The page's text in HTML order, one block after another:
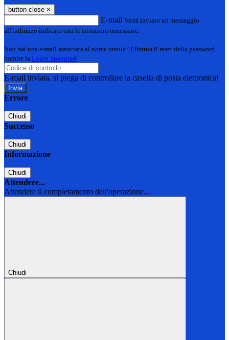
button close ×
E-mail Verrà inviato un messaggio
all'indirizzo indicato con le istruzioni necessarie.
Non hai una e-mail associata al nome utente? Effettua il reset della password
tramite la Login Spaggiari
E-mail inviata, si prega di controllare la casella di posta elettronica!
Errore
Chiudi
Successo
Chiudi
Informazione
Chiudi
Attendere...
Attendere il completamento dell'operazione...
Chiudi